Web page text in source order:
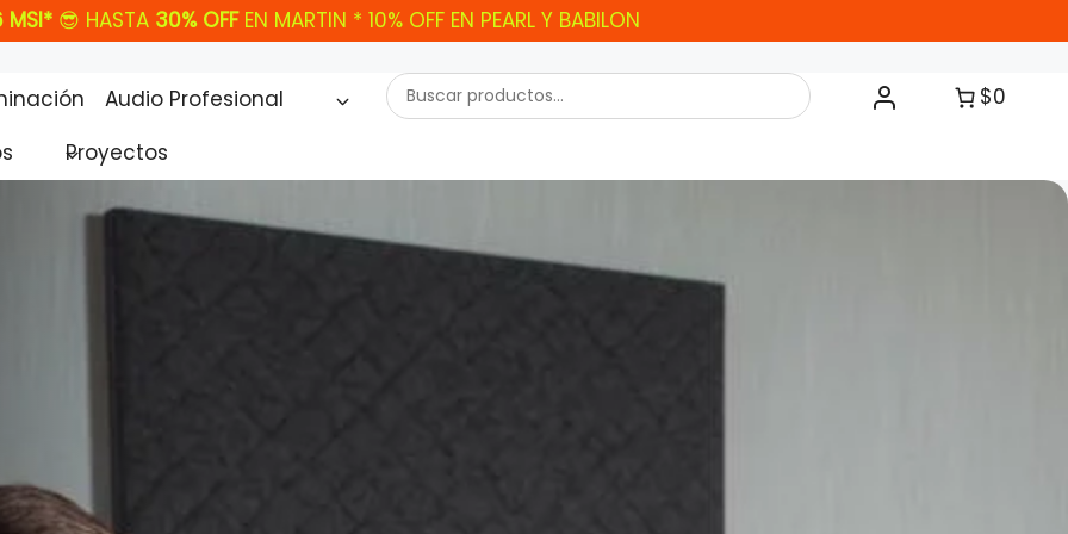
MSI* 😎 HASTA 30% OFF EN MARTIN * 10% OFF EN PEARL Y BABILON
Audio Profesional
Proyectos
Buscar
productos...
$0